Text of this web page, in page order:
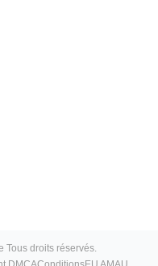
Tous droits réservés.